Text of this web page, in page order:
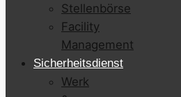
Stellenbörse
Facility
Management
Sicherheitsdienst
Werk